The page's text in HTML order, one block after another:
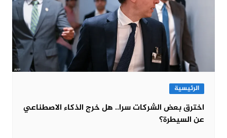
الرئيسية
اخترق بعض الشركات سرا.. هل خرج الذكاء الاصطناعي
عن السيطرة؟